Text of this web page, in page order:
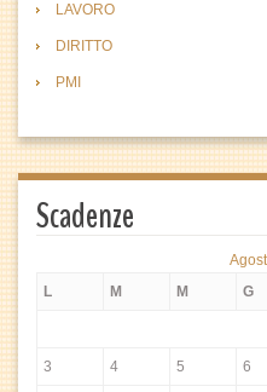
LAVORO
DIRITTO
PMI
Scadenze
L
M M G
3 4 5 6